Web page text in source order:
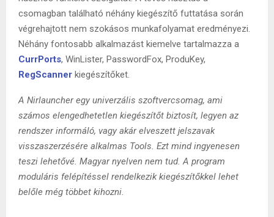
csomagban található néhány kiegészítő futtatása során
végrehajtott nem szokásos munkafolyamat eredményezi.
Néhány fontosabb alkalmazást kiemelve tartalmazza a
CurrPorts, WinLister, PasswordFox, ProduKey,
RegScanner kiegészítőket.
A Nirlauncher egy univerzális szoftvercsomag, ami
számos elengedhetetlen kiegészítőt biztosít, legyen az
rendszer informáló, vagy akár elveszett jelszavak
visszaszerzésére alkalmas Tools. Ezt mind ingyenesen
teszi lehetővé. Magyar nyelven nem tud. A program
moduláris felépítéssel rendelkezik kiegészítőkkel lehet
belőle még többet kihozni.